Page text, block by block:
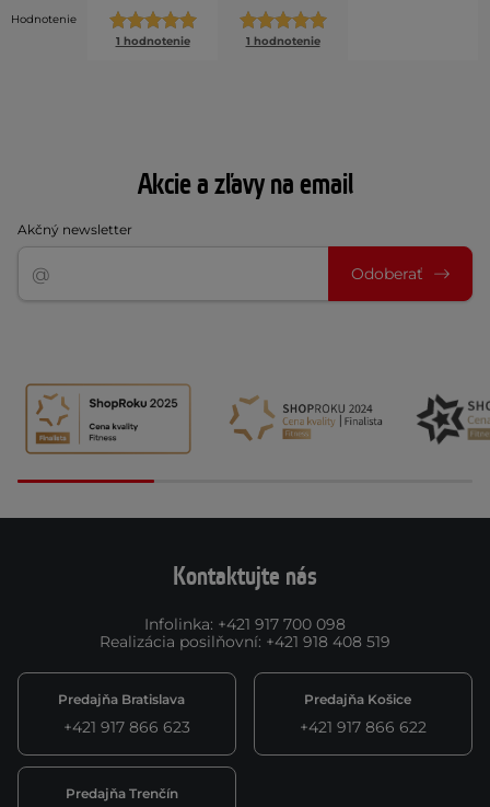
Hodnotenie
1 hodnotenie
1 hodnotenie
Akcie a zľavy na email
Akčný newsletter
Odoberať
Kontaktujte nás
Infolinka: +421 917 700 098
Realizácia posilňovní: +421 918 408 519
Predajňa Bratislava
+421 917 866 623
Predajňa Košice
+421 917 866 622
Predajňa Trenčín